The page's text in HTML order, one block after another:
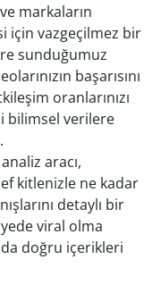
markaların
için vazgeçilmez bir
sunduğumuz
başarısını
oranlarınızı
bilimsel verilere
aracı,
kitlenizle ne kadar
detaylı bir
viral olma
doğru içerikleri